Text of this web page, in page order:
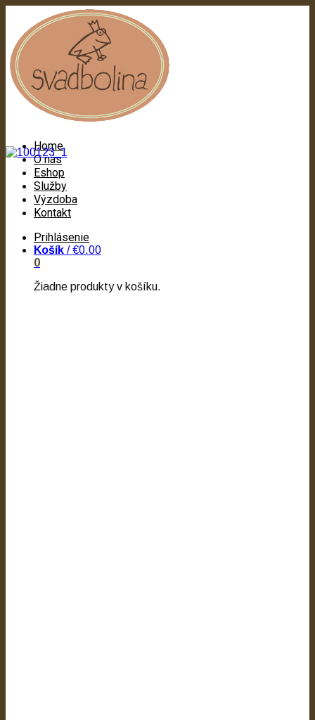
Home
O nás
Eshop
Služby
Výzdoba
Kontakt
Prihlásenie
Košík /€0.00
0
Žiadne produkty v košíku.